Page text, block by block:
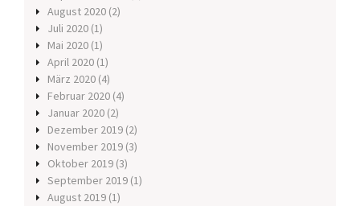
August 2020 (2)
Juli 2020 (1)
Mai 2020 (1)
April 2020 (1)
März 2020 (4)
Februar 2020 (4)
Januar 2020 (2)
Dezember 2019 (2)
November 2019 (3)
Oktober 2019 (3)
September 2019 (1)
August 2019 (1)